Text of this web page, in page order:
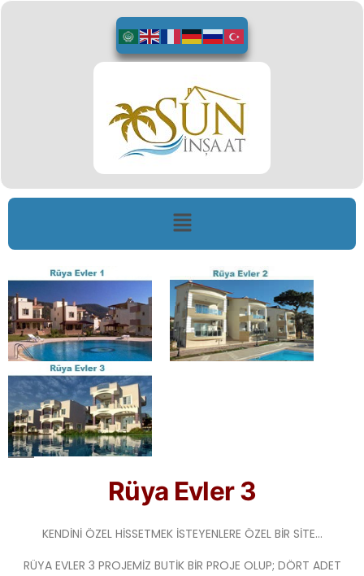
Rüya Evler 3
KENDİNİ ÖZEL HİSSETMEK İSTEYENLERE ÖZEL BİR SİTE…
RÜYA EVLER 3 PROJEMİZ BUTİK BİR PROJE OLUP; DÖRT ADET